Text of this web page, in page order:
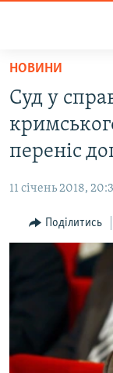
Перейти
основного
матеріалу
Перейти
до
основної
Перейти
до
ВОДА.КРИМ
ВІДЕО ТА ФОТО
БЛОГИ
ПОГЛЯД
ІНТЕРВ'Ю
ВСЕ ЗА ДЕНЬ
СПЕЦПРОЕКТИ
ДЕПОРТАЦІЯ
ВІДЕОУРОКИ
ЯК ОБІЙТИ
НОВИНИ
Суд у
переніс
11 січень 2018,
Поділитись